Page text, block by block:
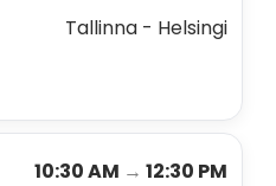
Tallinna - Helsingi
10:30 AM → 12:30 PM